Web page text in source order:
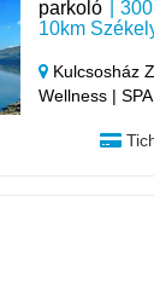
parkoló |
10km
Kulcsosház
Wellness |